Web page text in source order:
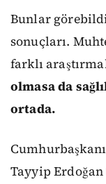
Bunlar
sonuçları.
farklı
olmasa da
ortada.
Tayyip